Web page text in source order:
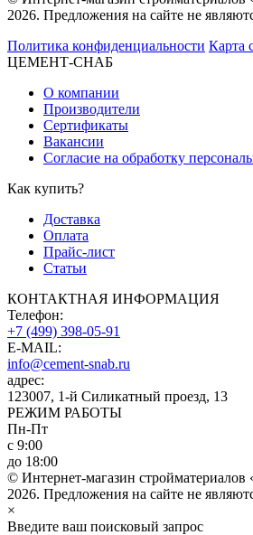
2026. Предложения на сайте не
Политика конфиденциальности Карта
ЦЕМЕНТ-СНАБ
О компании
Производители
Сертификаты
Вакансии
Согласие на обработку
Как купить?
Доставка
Оплата
Прайс-лист
Статьи
КОНТАКТНАЯ ИНФОРМАЦИЯ
Телефон:
+7 (499) 398-05-91
E-MAIL:
info@cement-snab.ru
адрес:
123007, 1-й Силикатный проезд, 13
РЕЖИМ РАБОТЫ
Пн-Пт
с 9:00
до 18:00
© Интернет-магазин
2026. Предложения на сайте не
×
Введите ваш поисковый запрос